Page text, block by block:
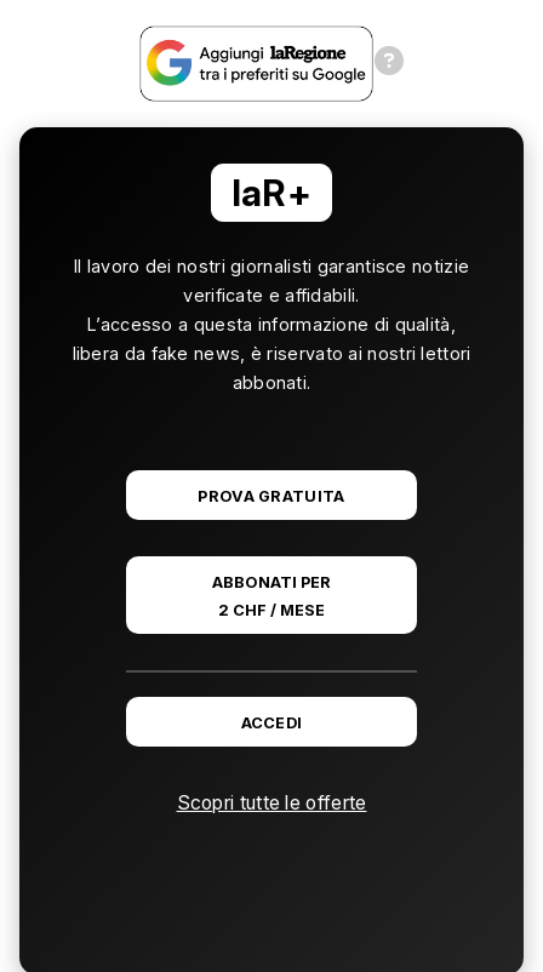
laR+
Il lavoro dei nostri giornalisti garantisce notizie
verificate e affidabili.
L’accesso a questa informazione di qualità,
libera da fake news, è riservato ai nostri lettori
abbonati.
PROVA GRATUITA
ABBONATI PER
2 CHF / MESE
ACCEDI
Scopri tutte le offerte